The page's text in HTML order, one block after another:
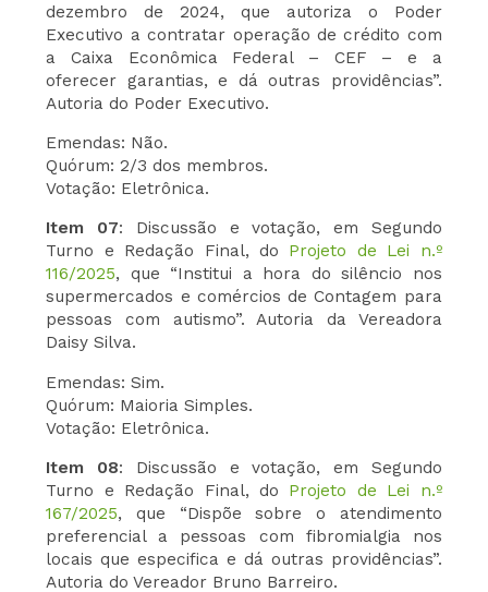
dezembro de 2024, que autoriza o Poder
Executivo a contratar operação de crédito com
a Caixa Econômica Federal – CEF – e a
oferecer garantias, e dá outras providências”.
Autoria do Poder Executivo.
Emendas: Não.
Quórum: 2/3 dos membros.
Votação: Eletrônica.
Item 07: Discussão e votação, em Segundo
Turno e Redação Final, do Projeto de Lei n.º
116/2025, que “Institui a hora do silêncio nos
supermercados e comércios de Contagem para
pessoas com autismo”. Autoria da Vereadora
Daisy Silva.
Emendas: Sim.
Quórum: Maioria Simples.
Votação: Eletrônica.
Item 08: Discussão e votação, em Segundo
Turno e Redação Final, do Projeto de Lei n.º
167/2025, que “Dispõe sobre o atendimento
preferencial a pessoas com fibromialgia nos
locais que especifica e dá outras providências”.
Autoria do Vereador Bruno Barreiro.